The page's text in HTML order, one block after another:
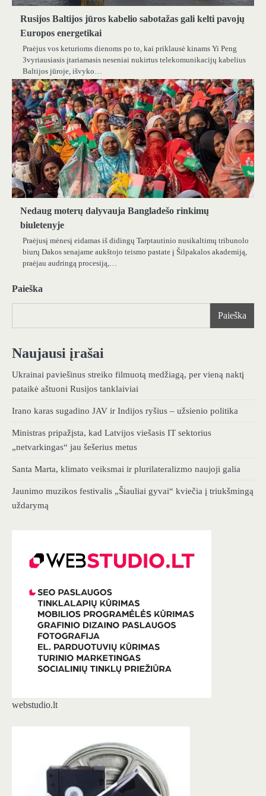
Rusijos Baltijos jūros kabelio sabotažas gali kelti pavojų
Europos energetikai
Praėjus vos keturioms dienoms po to, kai priklausė kinams Yi Peng
3vyriausiasis įtariamasis neseniai nukirtus telekomunikacijų kabelius
Baltijos jūroje, išvyko…
Nedaug moterų dalyvauja Bangladešo rinkimų
biuletenyje
Praėjusį mėnesį eidamas iš didingų Tarptautinio nusikaltimų tribunolo
biurų Dakos senajame aukštojo teismo pastate į Šilpakalos akademiją,
praėjau audringą procesiją,…
Paieška
Paieška
Naujausi įrašai
Ukrainai paviešinus streiko filmuotą medžiagą, per vieną naktį
pataikė aštuoni Rusijos tanklaiviai
Irano karas sugadino JAV ir Indijos ryšius – užsienio politika
Ministras pripažįsta, kad Latvijos viešasis IT sektorius
„netvarkingas“ jau šešerius metus
Santa Marta, klimato veiksmai ir plurilateralizmo naujoji galia
Jaunimo muzikos festivalis „Šiauliai gyvai“ kviečia į triukšmingą
uždarymą
webstudio.lt